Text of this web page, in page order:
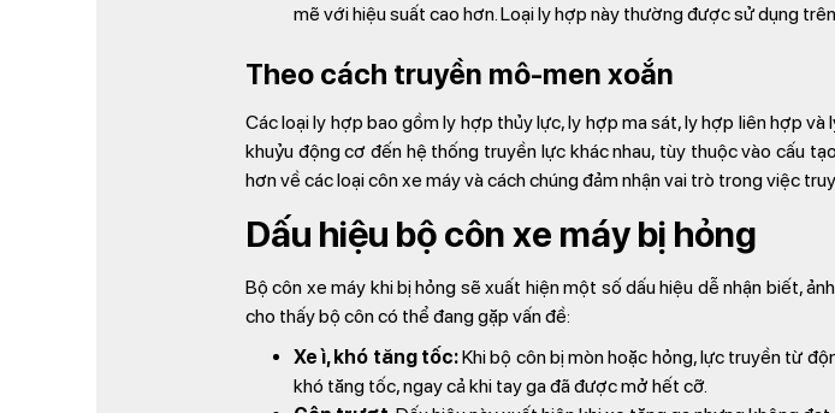
mẽ với hiệu suất cao hơn. Loại ly hợp này thường được sử dụng
Theo cách truyền mô-men xoắn
Các loại ly hợp bao gồm ly hợp thủy lực, ly hợp ma sát, ly hợp liên hợp
khuỷu động cơ đến hệ thống truyền lực khác nhau, tùy thuộc vào cấu
hơn về các loại côn xe máy và cách chúng đảm nhận vai trò trong việc
Dấu hiệu bộ côn xe máy bị hỏng
Bộ côn xe máy khi bị hỏng sẽ xuất hiện một số dấu hiệu dễ nhận biết,
cho thấy bộ côn có thể đang gặp vấn đề:
Xe ì, khó tăng tốc:Khi bộ côn bị mòn hoặc hỏng, lực truyền từ
khó tăng tốc, ngay cả khi tay ga đã được mở hết cỡ.